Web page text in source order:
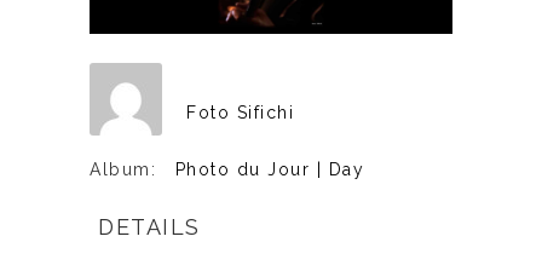
Foto Sifichi
Album: Photo du Jour | Day
DETAILS